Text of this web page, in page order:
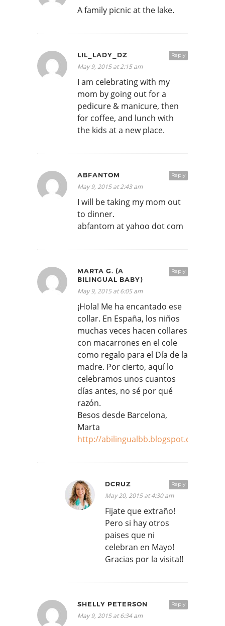
A family picnic at the lake.
Reply
LIL_LADY_DZ
May 9, 2015 at 2:15 am
I am celebrating with my
mom by going out for a
pedicure & manicure, then
for coffee, and lunch with
the kids at a new place.
Reply
ABFANTOM
May 9, 2015 at 2:43 am
I will be taking my mom out
to dinner.
abfantom at yahoo dot com
Reply
MARTA G. (A
BILINGUAL BABY)
May 9, 2015 at 6:05 am
¡Hola! Me ha encantado ese
collar. En España, los niños
muchas veces hacen collares
con macarrones en el cole
como regalo para el Día de la
madre. Por cierto, aquí lo
celebramos unos cuantos
días antes, no sé por qué
razón.
Besos desde Barcelona,
Marta
http://abilingualbb.blogspot.com.es/
Reply
DCRUZ
May 20, 2015 at 4:30 am
Fijate que extraño!
Pero si hay otros
paises que ni
celebran en Mayo!
Gracias por la visita!!
Reply
SHELLY PETERSON
May 9, 2015 at 6:34 am